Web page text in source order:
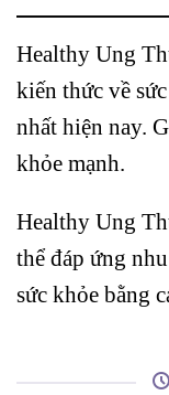
Healthy Ung
kiến thức về
nhất hiện nay.
khỏe mạnh.
Healthy Ung
thể đáp ứng
sức khỏe bằng